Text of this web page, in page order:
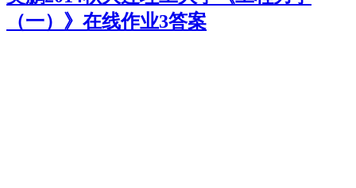
（一）》在线作业3答案